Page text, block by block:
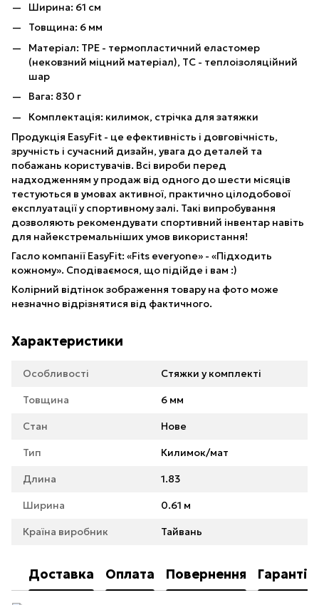
Ширина: 61 см
Товщина: 6 мм
Матеріал: TPE - термопластичний еластомер
(нековзний міцний матеріал), TC - теплоізоляційний
шар
Вага: 830 г
Комплектація: килимок, стрічка для затяжки
Продукція EasyFit - це ефективність і довговічність,
зручність і сучасний дизайн, увага до деталей та
побажань користувачів. Всі вироби перед
надходженням у продаж від одного до шести місяців
тестуються в умовах активної, практично цілодобової
експлуатації у спортивному залі. Такі випробування
дозволяють рекомендувати спортивний інвентар навіть
для найекстремальніших умов використання!
Гасло компанії EasyFit: «Fits everyone» - «Підходить
кожному». Сподіваємося, що підійде і вам :)
Колірний відтінок зображення товару на фото може
незначно відрізнятися від фактичного.
Характеристики
Особливості Стяжки у комплекті
Товщина 6 мм
Стан Нове
Тип Килимок/мат
Длина 1.83
Ширина 0.61 м
Країна виробник Тайвань
Доставка Оплата Повернення Гарантія